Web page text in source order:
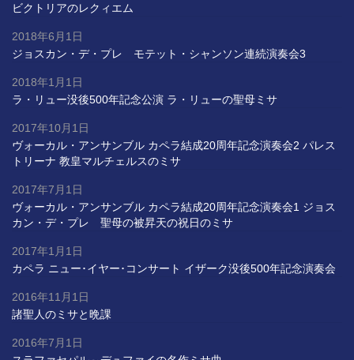
ビクトリアのレクィエム
ジョスカン・デ・プレ モテット・シャンソン連続演奏会3
2018年6月1日
ラ・リュー没後500年記念公演 ラ・リューの聖母ミサ
2018年1月1日
ヴォーカル・アンサンブル カペラ結成20周年記念演奏会2 パレス
トリーナ 教皇マルチェルスのミサ
2017年10月1日
ヴォーカル・アンサンブル カペラ結成20周年記念演奏会1 ジョス
カン・デ・プレ 聖母の被昇天の祝日のミサ
2017年7月1日
カペラ ニュー･イヤー･コンサート イザーク没後500年記念演奏会
2017年1月1日
諸聖人のミサと晩課
2016年11月1日
2016年7月1日